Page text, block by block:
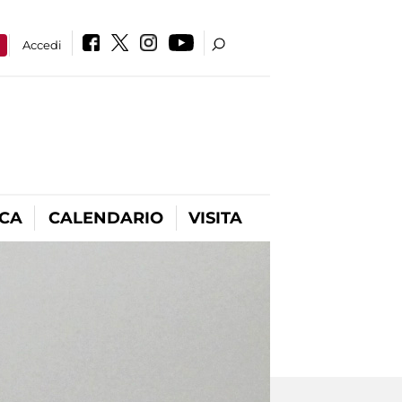
Accedi
CALENDARIO VISITA